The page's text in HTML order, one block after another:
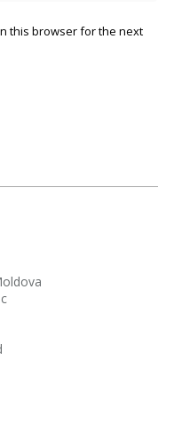
this browser for the next